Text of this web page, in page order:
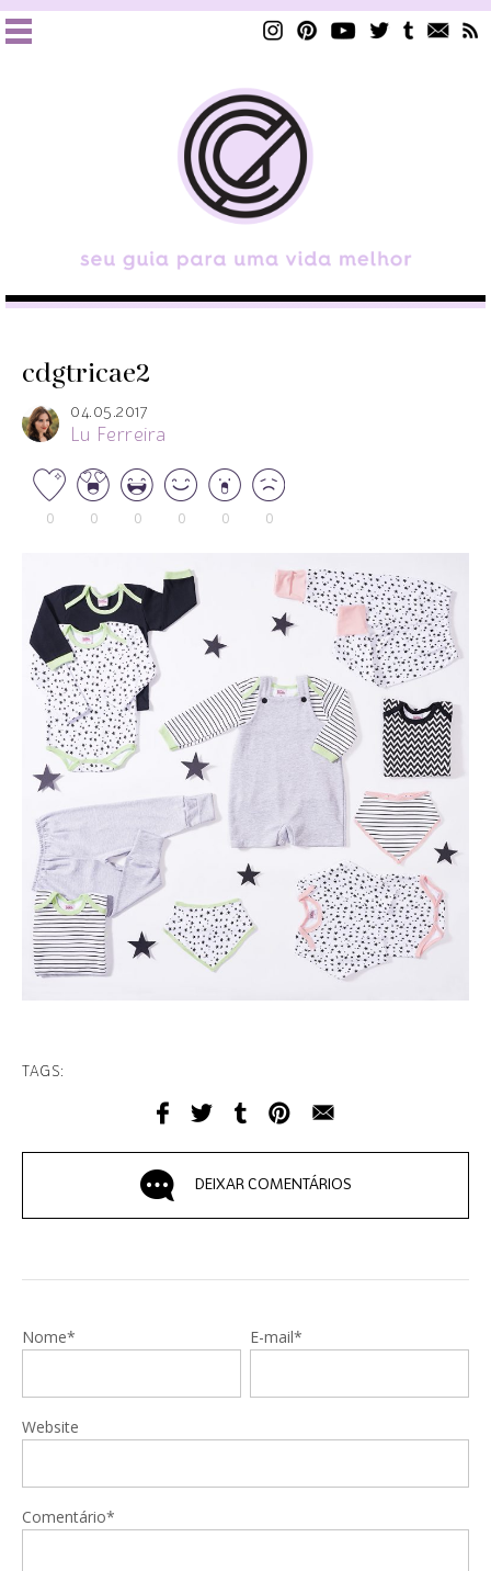
cdgtricae2
04.05.2017
Lu Ferreira
0 0 0 0 0 0
TAGS:
DEIXAR COMENTÁRIOS
Nome* E-mail*
Website
Comentário*